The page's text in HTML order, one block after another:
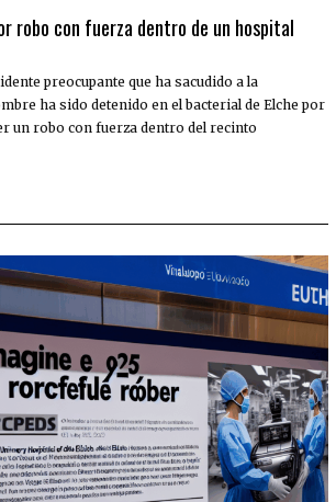
robo con fuerza dentro de un hospital
preocupante que ha sacudido a la
ha sido detenido en el bacterial de Elche por
un robo con fuerza dentro del recinto